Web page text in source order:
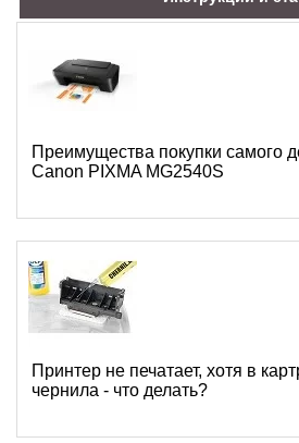
Преимущества покупки самого
Canon PIXMA MG2540S
Принтер не печатает, хотя в
чернила - что делать?